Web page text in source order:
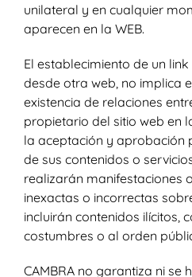
unilateral y en cualquier
aparecen en la WEB.
El establecimiento de un
desde otra web, no implica
existencia de relaciones
propietario del sitio web en
la aceptación y aprobación
de sus contenidos o
realizarán manifestaciones
inexactas o incorrectas
incluirán contenidos ilícitos,
costumbres o al orden
CAMBRA no garantiza ni se